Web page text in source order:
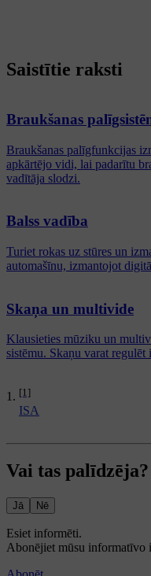
[1]
ISA
Saistītie raksti
Braukšanas
Braukšanas palīgfunkcijas
apkārtējo vidi, lai padarītu
vadītāja slodzi.
Balss vadība
Turiet rokas uz stūres un
automašīnu, izmantojot
Skaņa un multivide
Klausieties mūziku un
sistēmu. Skaņu varat regulēt
Vai tas palīdzēja?
Jā Nē